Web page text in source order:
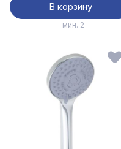
В корзину
мин. 2